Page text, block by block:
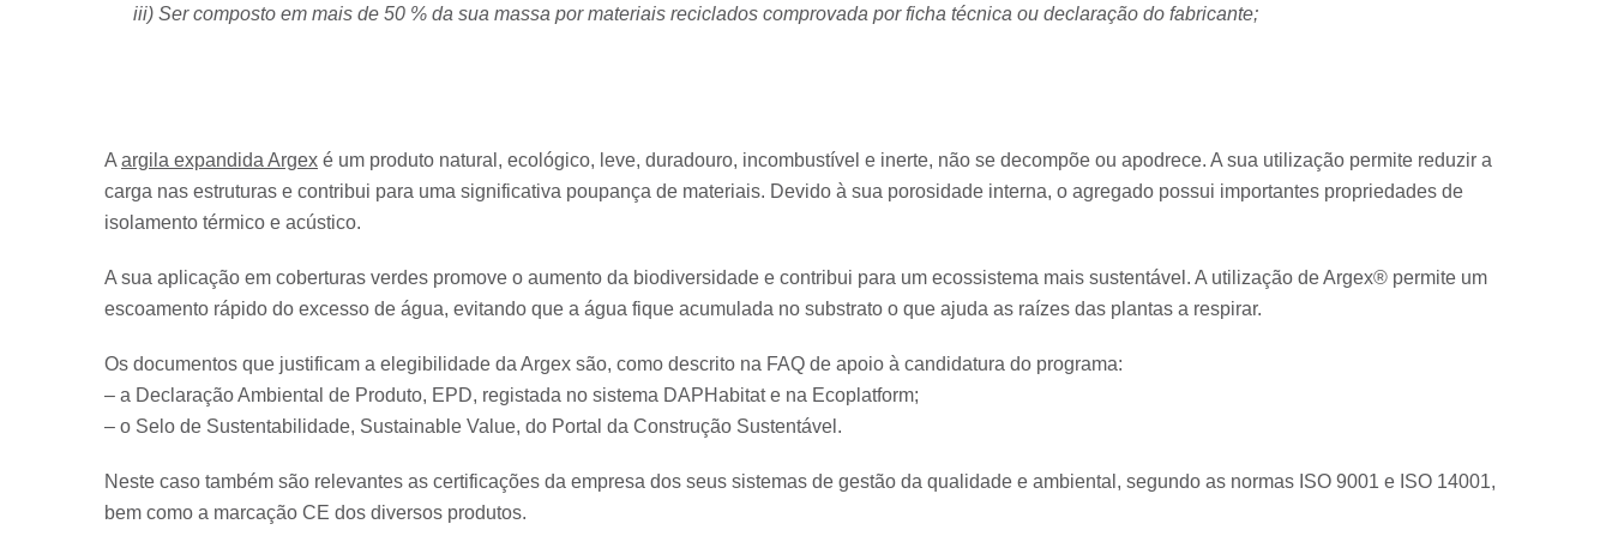
iii) Ser composto em mais de 50 % da sua massa por materiais reciclados comprovada por ficha técnica ou declaração do fabricante;
A argila expandida Argex é um produto natural, ecológico, leve, duradouro, incombustível e inerte, não se decompõe ou apodrece. A sua utilização permite reduzir a
carga nas estruturas e contribui para uma significativa poupança de materiais. Devido à sua porosidade interna, o agregado possui importantes propriedades de
isolamento térmico e acústico.
A sua aplicação em coberturas verdes promove o aumento da biodiversidade e contribui para um ecossistema mais sustentável. A utilização de Argex® permite um
escoamento rápido do excesso de água, evitando que a água fique acumulada no substrato o que ajuda as raízes das plantas a respirar.
Os documentos que justificam a elegibilidade da Argex são, como descrito na FAQ de apoio à candidatura do programa:
– a Declaração Ambiental de Produto, EPD, registada no sistema DAPHabitat e na Ecoplatform;
– o Selo de Sustentabilidade, Sustainable Value, do Portal da Construção Sustentável.
Neste caso também são relevantes as certificações da empresa dos seus sistemas de gestão da qualidade e ambiental, segundo as normas ISO 9001 e ISO 14001,
bem como a marcação CE dos diversos produtos.